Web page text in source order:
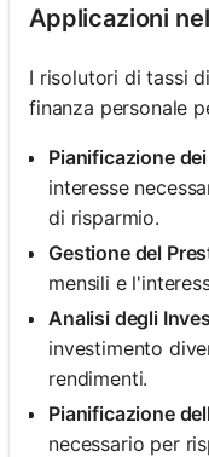
Applicazioni
I risolutori di tassi
finanza personale
Pianificazione
interesse
di risparmio.
Gestione del
mensili e
Analisi degli
investimento
rendimenti.
Pianificazione
necessario per